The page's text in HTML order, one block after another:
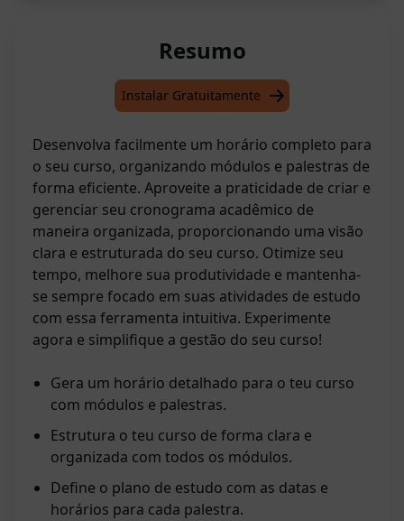
Resumo
Instalar Gratuitamente
Desenvolva facilmente um horário completo para
o seu curso, organizando módulos e palestras de
forma eficiente. Aproveite a praticidade de criar e
gerenciar seu cronograma acadêmico de
maneira organizada, proporcionando uma visão
clara e estruturada do seu curso. Otimize seu
tempo, melhore sua produtividade e mantenha-
se sempre focado em suas atividades de estudo
com essa ferramenta intuitiva. Experimente
agora e simplifique a gestão do seu curso!
Gera um horário detalhado para o teu curso
com módulos e palestras.
Estrutura o teu curso de forma clara e
organizada com todos os módulos.
Define o plano de estudo com as datas e
horários para cada palestra.